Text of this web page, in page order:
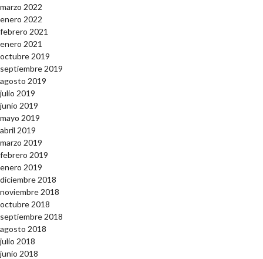
marzo 2022
enero 2022
febrero 2021
enero 2021
octubre 2019
septiembre 2019
agosto 2019
julio 2019
junio 2019
mayo 2019
abril 2019
marzo 2019
febrero 2019
enero 2019
diciembre 2018
noviembre 2018
octubre 2018
septiembre 2018
agosto 2018
julio 2018
junio 2018